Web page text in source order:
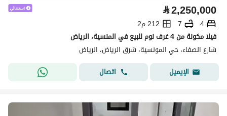
⃁2,250,000
4
7
212 م2
فيلا مكونة من 4 غرف نوم للبيع في المنسية، الرياض
شارع الصفاء، حي المونسية، شرق الرياض، الرياض
الإيميل
اتصال